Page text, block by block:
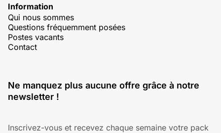
Information
Qui nous sommes
Questions fréquemment posées
Postes vacants
Contact
Ne manquez plus aucune offre grâce à notre
newsletter !
Inscrivez-vous et recevez chaque semaine votre pack